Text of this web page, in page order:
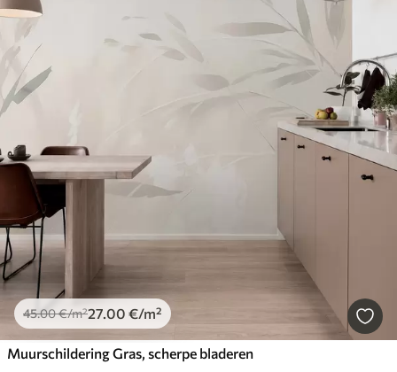
45.00€/m²27.00 €/m²
Muurschildering Gras, scherpe bladeren